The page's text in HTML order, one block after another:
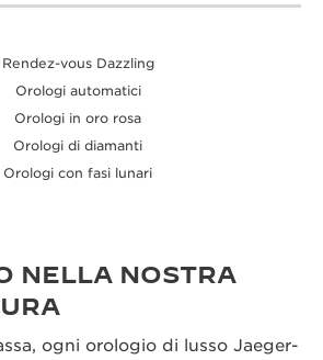
Rendez-vous Dazzling
Orologi automatici
Orologi in oro rosa
Orologi di diamanti
Orologi con fasi lunari
NELLA NOSTRA
ogni orologio di lusso Jaeger-